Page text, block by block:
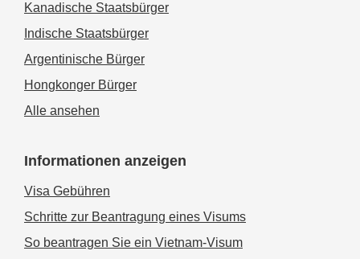
Kanadische Staatsbürger
Indische Staatsbürger
Argentinische Bürger
Hongkonger Bürger
Alle ansehen
Informationen anzeigen
Visa Gebühren
Schritte zur Beantragung eines Visums
So beantragen Sie ein Vietnam-Visum